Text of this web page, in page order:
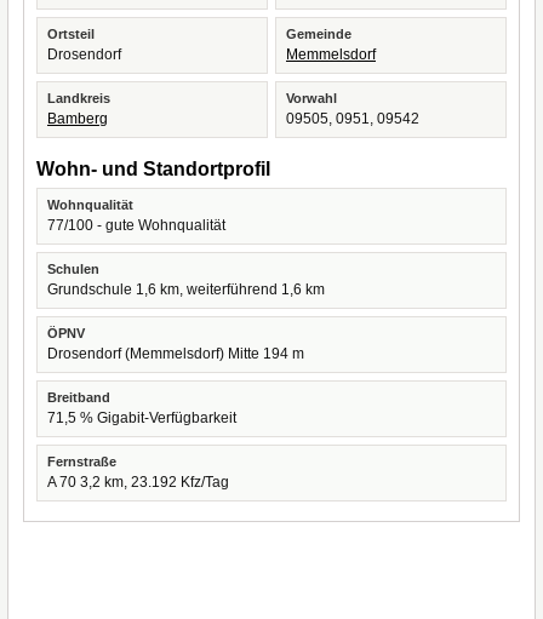
Ortsteil
Drosendorf
Gemeinde
Memmelsdorf
Landkreis
Bamberg
Vorwahl
09505, 0951, 09542
Wohn- und Standortprofil
Wohnqualität
77/100 - gute Wohnqualität
Schulen
Grundschule 1,6 km, weiterführend 1,6 km
ÖPNV
Drosendorf (Memmelsdorf) Mitte 194 m
Breitband
71,5 % Gigabit-Verfügbarkeit
Fernstraße
A 70 3,2 km, 23.192 Kfz/Tag